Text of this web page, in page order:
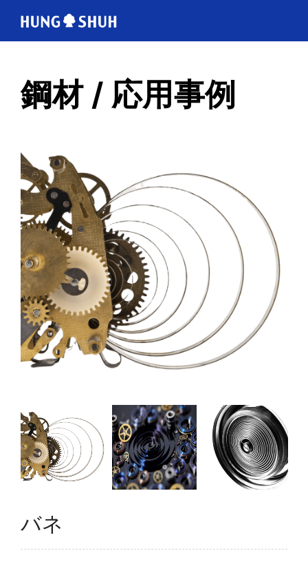
鋼材 / 応用事例
バネ
会社情報 ABOUT US
鋼材 / 応用事例
製造範囲 TECHNOLOGY
トムソン刃 CUTTING RULE
Q&A FAQ
お問い合わせ CONTACT